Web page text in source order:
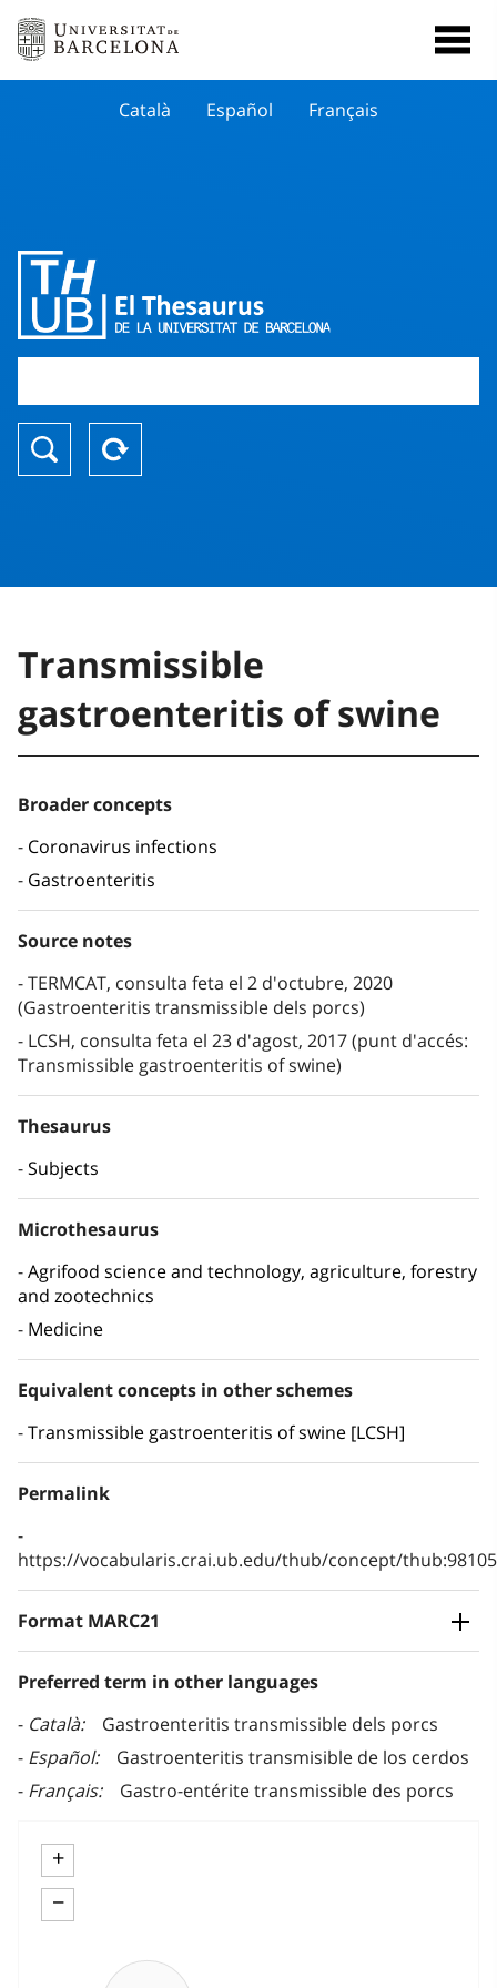
Català Español Français
Transmissible
gastroenteritis of swine
Broader concepts
Coronavirus infections
Gastroenteritis
Source notes
TERMCAT, consulta feta el 2 d'octubre, 2020
(Gastroenteritis transmissible dels porcs)
LCSH, consulta feta el 23 d'agost, 2017 (punt d'accés:
Transmissible gastroenteritis of swine)
Thesaurus
Subjects
Microthesaurus
Agrifood science and technology, agriculture, forestry
and zootechnics
Medicine
Equivalent concepts in other schemes
Transmissible gastroenteritis of swine [LCSH]
Permalink
https://vocabularis.crai.ub.edu/thub/concept/
Format MARC21
Preferred term in other languages
Català
Gastroenteritis transmissible dels porcs
Español
Gastroenteritis transmisible de los cerdos
Français
Gastro-entérite transmissible des porcs
+
−